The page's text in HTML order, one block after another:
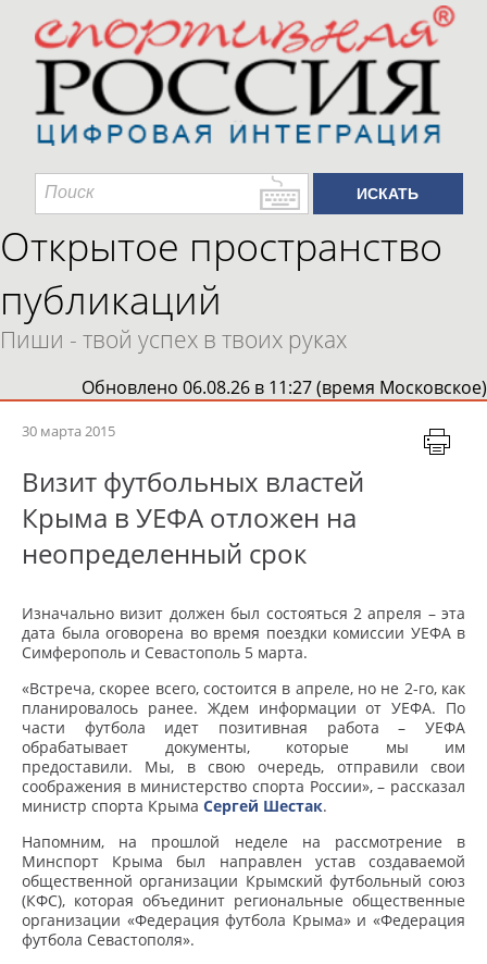
Открытое пространство
публикаций
Пиши - твой успех в твоих руках
Обновлено 06.08.26 в 11:27 (время Московское)
30 марта 2015
Визит футбольных властей
Крыма в УЕФА отложен на
неопределенный срок
Изначально визит должен был состояться 2 апреля – эта
дата была оговорена во время поездки комиссии УЕФА в
Симферополь и Севастополь 5 марта.
«Встреча, скорее всего, состоится в апреле, но не 2-го, как
планировалось ранее. Ждем информации от УЕФА. По
части футбола идет позитивная работа – УЕФА
обрабатывает документы, которые мы им
предоставили. Мы, в свою очередь, отправили свои
соображения в министерство спорта России», – рассказал
министр спорта Крыма Сергей Шестак.
Напомним, на прошлой неделе на рассмотрение в
Минспорт Крыма был направлен устав создаваемой
общественной организации Крымский футбольный союз
(КФС), которая объединит региональные общественные
организации «Федерация футбола Крыма» и «Федерация
футбола Севастополя».